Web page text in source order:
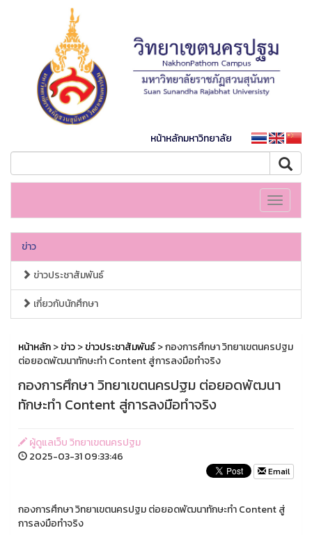
หน้าหลักมหาวิทยาลัย
Toggle
ข่าว
ข่าวประชาสัมพันธ์
เกี่ยวกับนักศึกษา
หน้าหลัก>ข่าว>ข่าวประชาสัมพันธ์> กองการศึกษา วิทยาเขตนครปฐม
ต่อยอดพัฒนาทักษะทำ Content สู่การลงมือทำจริง
กองการศึกษา วิทยาเขตนครปฐม ต่อยอดพัฒนา
ทักษะทำ Content สู่การลงมือทำจริง
ผู้ดูแลเว็บ วิทยาเขตนครปฐม
2025-03-31 09:33:46
Email
กองการศึกษา วิทยาเขตนครปฐม ต่อยอดพัฒนาทักษะทำ Content สู่
การลงมือทำจริง